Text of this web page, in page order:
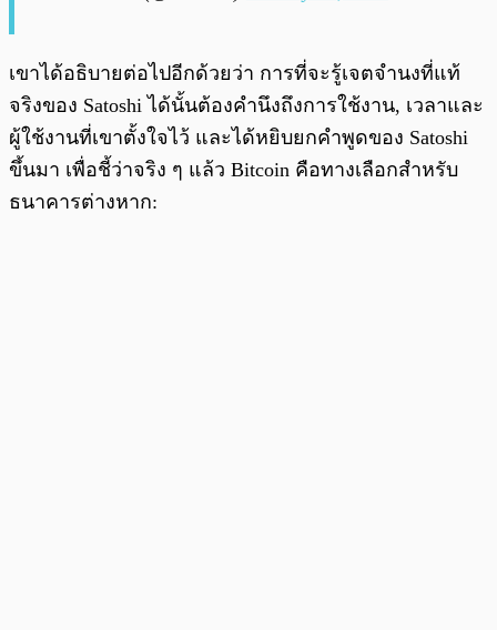
เขาได้อธิบายต่อไปอีกด้วยว่า การที่จะรู้เจตจำนงที่แท้
จริงของ Satoshi ได้นั้นต้องคำนึงถึงการใช้งาน, เวลาและ
ผู้ใช้งานที่เขาตั้งใจไว้ และได้หยิบยกคำพูดของ Satoshi
ขึ้นมา เพื่อชี้ว่าจริง ๆ แล้ว Bitcoin คือทางเลือกสำหรับ
ธนาคารต่างหาก: